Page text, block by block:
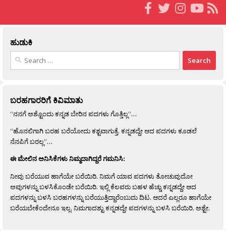
ಹುಡುಕಿ
Search
ಬರಹಗಾರರಿಗೆ ಕಿವಿಮಾತು
“ನನಗೆ ಅಶ್ಟೊಂದು ಕನ್ನಡ ಬೇರಿನ ಪದಗಳು ಗೊತ್ತಿಲ್ಲ”…
“ಹೊನಲಿಗಾಗಿ ಬರಹ ಬರೆಯೋದು ಕಶ್ಟವಾಗುತ್ತೆ. ಕನ್ನಡದ್ದೇ ಆದ ಪದಗಳು ಕೂಡಲೆ
ನೆನಪಿಗೆ ಬರಲ್ಲ”…
ಈ ಮೇಲಿನ ಅನಿಸಿಕೆಗಳು ನಿಮ್ಮದಾಗಿದ್ದರೆ ಗಮನಿಸಿ:
ನೀವು ಬರೆಯುವ ಹಾಗೆಯೇ ಬರೆಯಿರಿ. ನಿಮಗೆ ಯಾವ ಪದಗಳು ತೋಚುವುದೋ
ಅವುಗಳನ್ನು ಬಳಸಿಕೊಂಡೇ ಬರೆಯಿರಿ. ಇಲ್ಲಿ ಕೆಲವರು ಬಹಳ ಹೆಚ್ಚು ಕನ್ನಡದ್ದೇ ಆದ
ಪದಗಳನ್ನು ಬಳಸಿ ಬರಹಗಳನ್ನು ಬರೆಯುತ್ತಿದ್ದಾರೆಂಬುದು ದಿಟ. ಆದರೆ ಎಲ್ಲರೂ ಹಾಗೆಯೇ
ಬರೆಯಬೇಕೆಂದೇನೂ ಇಲ್ಲ. ನಿಮಗಾದಶ್ಟು ಕನ್ನಡದ್ದೇ ಪದಗಳನ್ನು ಬಳಸಿ ಬರೆಯಿರಿ, ಅಶ್ಟೇ.